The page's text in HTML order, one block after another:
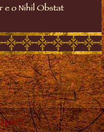
e o Nihil Obstat